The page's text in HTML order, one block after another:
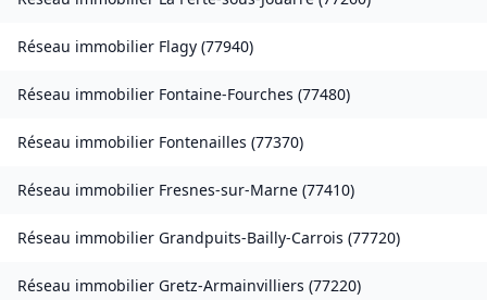
Réseau immobilier Flagy (77940)
Réseau immobilier Fontaine-Fourches (77480)
Réseau immobilier Fontenailles (77370)
Réseau immobilier Fresnes-sur-Marne (77410)
Réseau immobilier Grandpuits-Bailly-Carrois (77720)
Réseau immobilier Gretz-Armainvilliers (77220)